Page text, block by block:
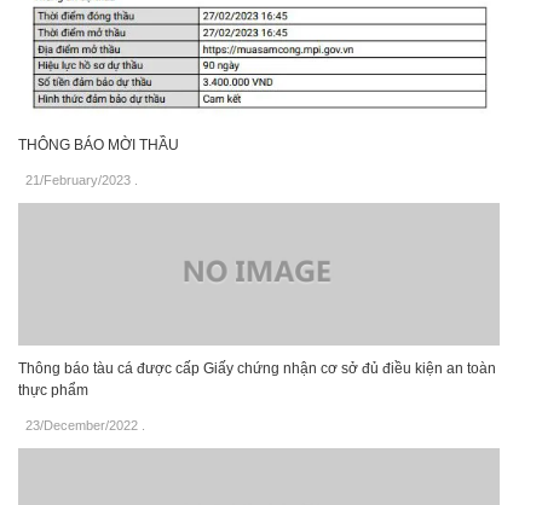
THÔNG BÁO MỜI THẦU
21/February/2023
Thông báo tàu cá được cấp Giấy chứng nhận cơ sở đủ điều kiện an toàn
thực phẩm
23/December/2022